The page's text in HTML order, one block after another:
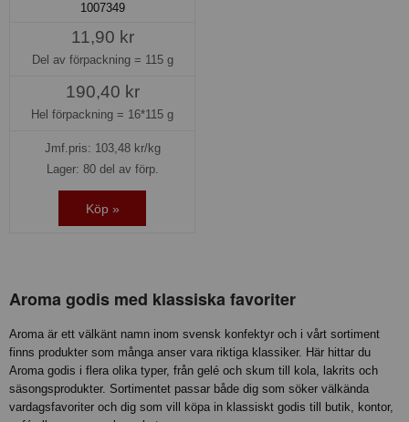
1007349
11,90 kr
Del av förpackning = 115 g
190,40 kr
Hel förpackning = 16*115 g
Jmf.pris: 103,48kr/kg
Lager: 80 del av förp.
Köp »
Aroma godis med klassiska favoriter
Aroma är ett välkänt namn inom svensk konfektyr och i vårt sortiment
finns produkter som många anser vara riktiga klassiker. Här hittar du
Aroma godis i flera olika typer, från gelé och skum till kola, lakrits och
säsongsprodukter. Sortimentet passar både dig som söker välkända
vardagsfavoriter och dig som vill köpa in klassiskt godis till butik, kontor,